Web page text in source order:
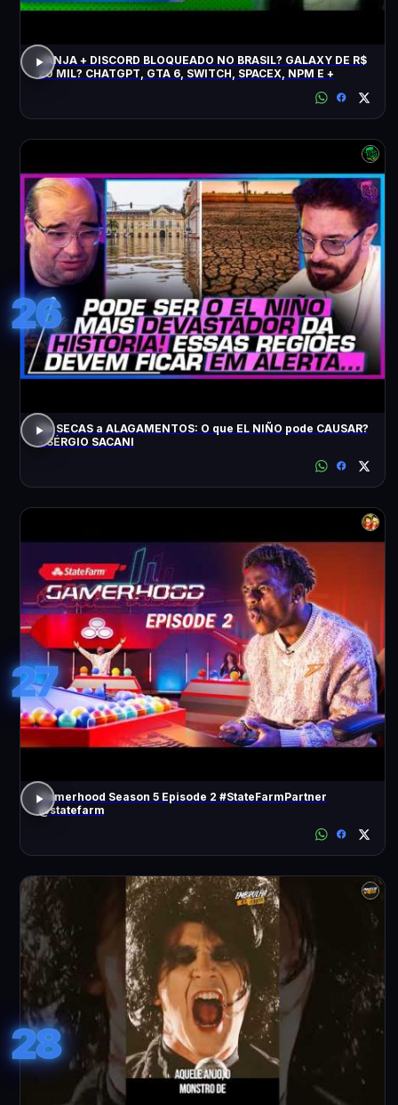
JANJA + DISCORD BLOQUEADO NO BRASIL? GALAXY DE R$
20 MIL? CHATGPT, GTA 6, SWITCH, SPACEX, NPM E +
26
De SECAS a ALAGAMENTOS: O que EL NIÑO pode CAUSAR?
- SÉRGIO SACANI
27
Gamerhood Season 5 Episode 2 #StateFarmPartner
@statefarm
28